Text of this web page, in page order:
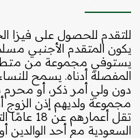
للتقدم للحصول على فيزا
يستوفي مجموعة من
دون ولي أمر ذكر، أو
مجموعة ولديهم إذن الزوج
تقل
السعودية مع أحد الوالدين